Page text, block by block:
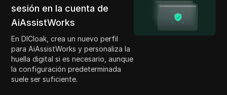
sesión en la cuenta de
AiAssistWorks
En DICloak, crea un nuevo perfil
para AiAssistWorks y personaliza la
huella digital si es necesario, aunque
la configuración predeterminada
suele ser suficiente.